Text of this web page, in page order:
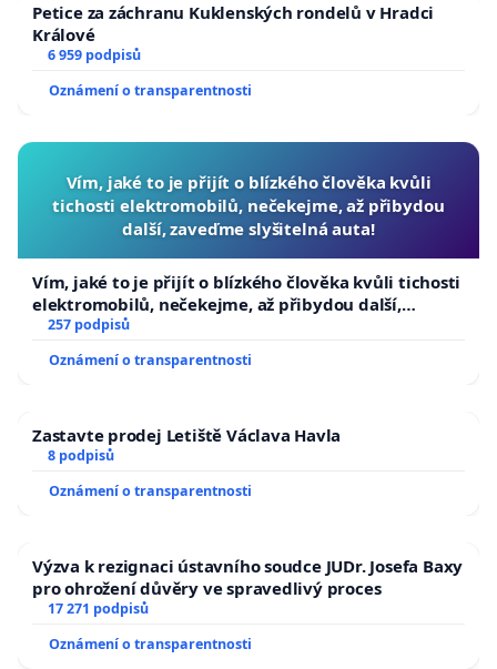
Petice za záchranu Kuklenských rondelů v Hradci
Králové
6 959 podpisů
Oznámení o transparentnosti
Vím, jaké to je přijít o blízkého člověka kvůli
tichosti elektromobilů, nečekejme, až přibydou
další, zaveďme slyšitelná auta!
Vím, jaké to je přijít o blízkého člověka kvůli tichosti
elektromobilů, nečekejme, až přibydou další,
zaveďme slyšitelná auta!
257 podpisů
Oznámení o transparentnosti
Zastavte prodej Letiště Václava Havla
8 podpisů
Oznámení o transparentnosti
Výzva k rezignaci ústavního soudce JUDr. Josefa Baxy
pro ohrožení důvěry ve spravedlivý proces
17 271 podpisů
Oznámení o transparentnosti